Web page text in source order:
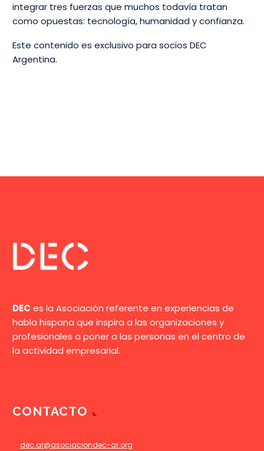
integrar tres fuerzas que muchos todavía tratan
como opuestas: tecnología, humanidad y confianza.
Este contenido es exclusivo para socios DEC
Argentina.
DEC es la Asociación referente en experiencias de
habla hispana que inspira a las organizaciones y
profesionales a poner a las personas en el centro de
la actividad empresarial.
CONTACTO
dec.ar@asociaciondec-ar.org